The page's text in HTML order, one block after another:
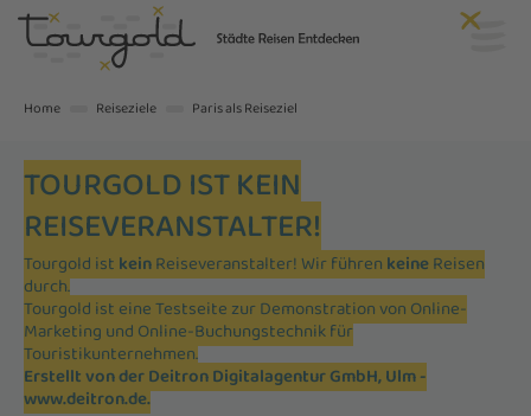
Home Reiseziele Paris als Reiseziel
TOURGOLD IST KEIN
REISEVERANSTALTER!
Tourgold ist keinReiseveranstalter! Wir führen keineReisen
durch.
Tourgold ist eine Testseite zur Demonstration von Online-
Marketing und Online-Buchungstechnik für
Touristikunternehmen.
Erstellt von der Deitron Digitalagentur GmbH, Ulm -
www.deitron.de.